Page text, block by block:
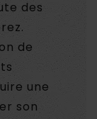
des
de
une
son